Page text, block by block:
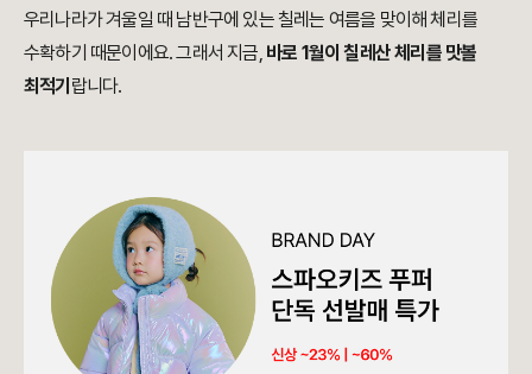
우리나라가 겨울일 때 남반구에 있는 칠레는 여름을 맞이해 체리를
수확하기 때문이에요. 그래서 지금, 바로 1월이 칠레산 체리를 맛볼
최적기 랍니다.